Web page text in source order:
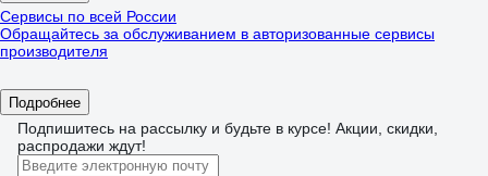
Сервисы по всей России
Обращайтесь за обслуживанием в авторизованные сервисы
производителя
Подробнее
Подпишитесь на рассылку и будьте в курсе! Акции, скидки,
распродажи ждут!